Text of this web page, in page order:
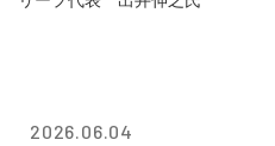
2026.06.04